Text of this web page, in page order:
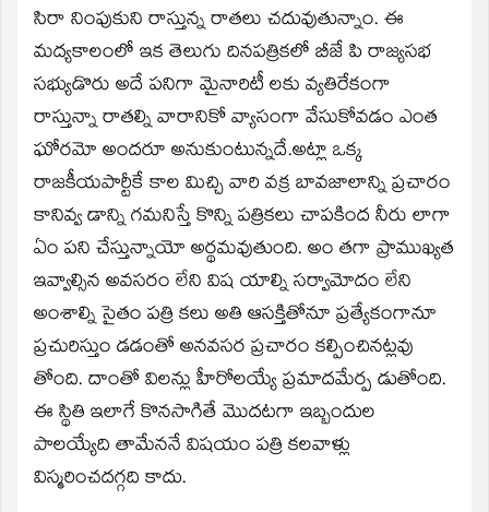
సిరా నింపుకుని రాస్తున్న రాతలు చదువుతున్నాం. ఈ
మద్యకాలంలో ఇక తెలుగు దినపత్రికలో బీజే పి రాజ్యసభ
సభ్యుడొరు అదే పనిగా మైనారిటీ లకు వ్యతిరేకంగా
రాస్తున్నా రాతల్ని వారానికో వ్యాసంగా వేసుకోవడం ఎంత
ఘోరమో అందరూ అనుకుంటున్నదే.అట్లా ఒక్క
రాజకీయపార్టీకే కాల మిచ్చి వారి వక్ర బావజాలాన్ని ప్రచారం
కానివ్వ డాన్ని గమనిస్తే కొన్ని పత్రికలు చాపకింద నీరు లాగా
ఏం పని చేస్తున్నాయో అర్థమవుతుంది. అం తగా ప్రాముఖ్యత
ఇవ్వాల్సిన అవసరం లేని విష యాల్ని సర్వామోదం లేని
అంశాల్ని సైతం పత్రి కలు అతి ఆసక్తితోనూ ప్రత్యేకంగానూ
ప్రచురిస్తుం డడంతో అనవసర ప్రచారం కల్పించినట్లవు
తోంది. దాంతో విలన్లు హీరోలయ్యే ప్రమాదమేర్ప డుతోంది.
ఈ స్థితి ఇలాగే కొనసాగితే మొదటగా ఇబ్బందుల
పాలయ్యేది తామేననే విషయం పత్రి కలవాళ్లు
విస్మరించదగ్గది కాదు.